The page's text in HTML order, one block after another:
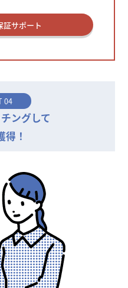
証サポート
04
ングして
得！